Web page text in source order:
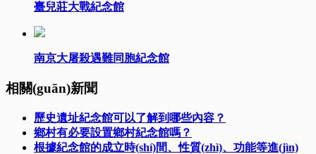
臺兒莊大戰紀念館
南京大屠殺遇難同胞紀念館
相關(guān)新聞
歷史遺址紀念館可以了解到哪些內容？
鄉村有必要設置鄉村紀念館嗎？
根據紀念館的成立時(shí)間、性質(zhì)、功能等進(jìn)